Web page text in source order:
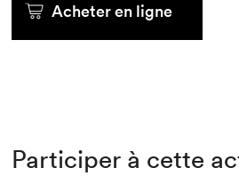
Acheter en ligne
Participer à cette